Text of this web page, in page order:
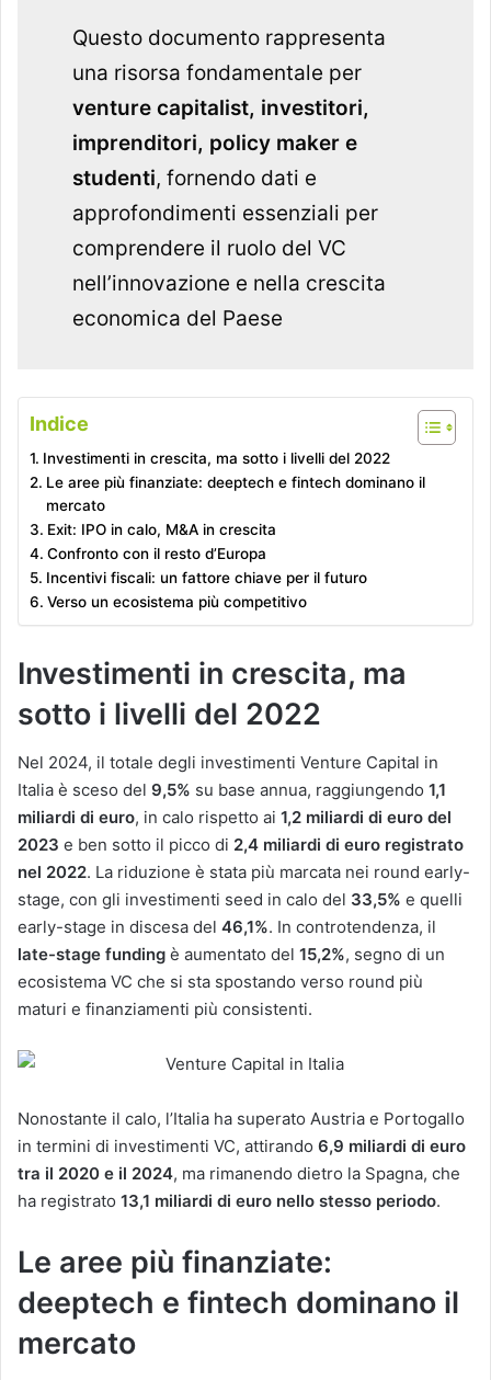
Questo documento rappresenta
una risorsa fondamentale per
venture capitalist, investitori,
imprenditori, policy maker e
studenti, fornendo dati e
approfondimenti essenziali per
comprendere il ruolo del VC
nell’innovazione e nella crescita
economica del Paese
Indice
Investimenti in crescita, ma sotto i livelli del 2022
Le aree più finanziate: deeptech e fintech dominano il
mercato
Exit: IPO in calo, M&A in crescita
Confronto con il resto d’Europa
Incentivi fiscali: un fattore chiave per il futuro
Verso un ecosistema più competitivo
Investimenti in crescita, ma
sotto i livelli del 2022
Nel 2024, il totale degli investimenti Venture Capital in
Italia è sceso del 9,5% su base annua, raggiungendo 1,1
miliardi di euro, in calo rispetto ai 1,2 miliardi di euro del
2023 e ben sotto il picco di 2,4 miliardi di euro registrato
nel 2022​. La riduzione è stata più marcata nei round early-
stage, con gli investimenti seed in calo del 33,5% e quelli
early-stage in discesa del 46,1%​. In controtendenza, il
late-stage funding è aumentato del 15,2%, segno di un
ecosistema VC che si sta spostando verso round più
maturi e finanziamenti più consistenti.
Nonostante il calo, l’Italia ha superato Austria e Portogallo
in termini di investimenti VC, attirando 6,9 miliardi di euro
tra il 2020 e il 2024, ma rimanendo dietro la Spagna, che
ha registrato 13,1 miliardi di euro nello stesso periodo​.
Le aree più finanziate:
deeptech e fintech dominano il
mercato